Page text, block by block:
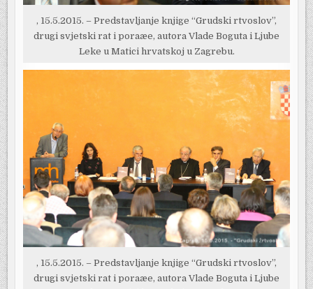
, 15.5.2015. – Predstavljanje knjige “Grudski rtvoslov”,
drugi svjetski rat i poraæe, autora Vlade Boguta i Ljube
Leke u Matici hrvatskoj u Zagrebu.
, 15.5.2015. – Predstavljanje knjige “Grudski rtvoslov”,
drugi svjetski rat i poraæe, autora Vlade Boguta i Ljube